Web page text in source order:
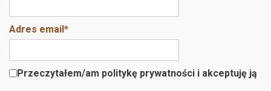
Adres email*
Przeczytałem/am politykę prywatności i akceptuję ją